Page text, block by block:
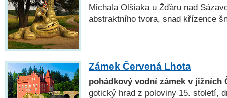
Michala Olšiaka u Žďáru nad
abstraktního tvora, snad křízence
Zámek Červená Lhota
pohádkový vodní zámek v jižních
gotický hrad z poloviny 15. století,